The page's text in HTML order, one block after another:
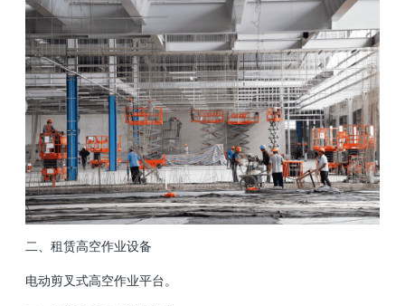
二、租赁高空作业设备
电动剪叉式高空作业平台。